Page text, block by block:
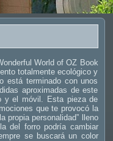
World of OZ Book
totalmente ecológico y
está terminado con unos
aproximadas de este
y el móvil. Esta pieza de
que te provocó la
propia personalidad” lleno
del forro podría cambiar
se buscará un color